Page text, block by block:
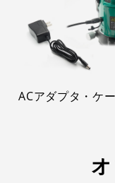
ACアダプタ・ケ